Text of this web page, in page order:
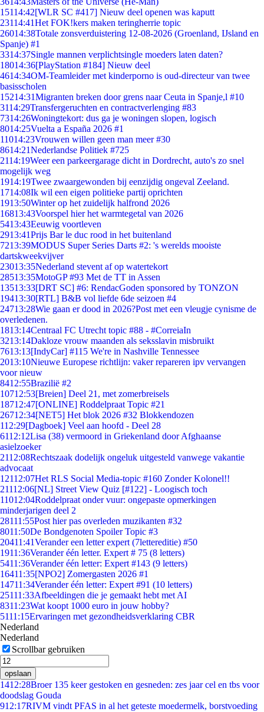
15114:42[WLR SC #417] Nieuw deel openen was kaputt
23114:41Het FOK!kers maken teringherrie topic
26014:38Totale zonsverduistering 12-08-2026 (Groenland, IJsland en
Spanje) #1
3314:37Single mannen verplichtsingle moeders laten daten?
18014:36[PlayStation #184] Nieuw deel
4614:34OM-Teamleider met kinderporno is oud-directeur van twee
basisscholen
15214:31Migranten breken door grens naar Ceuta in Spanje,l #10
3114:29Transfergeruchten en contractverlenging #83
7314:26Woningtekort: dus ga je woningen slopen, logisch
8014:25Vuelta a España 2026 #1
11014:23Vrouwen willen geen man meer #30
8614:21Nederlandse Politiek #725
2114:19Weer een parkeergarage dicht in Dordrecht, auto's zo snel
mogelijk weg
1914:19Twee zwaargewonden bij eenzijdig ongeval Zeeland.
1714:08Ik wil een eigen politieke partij oprichten
1913:50Winter op het zuidelijk halfrond 2026
16813:43Voorspel hier het warmtegetal van 2026
5413:43Eeuwig voortleven
2913:41Prijs Bar le duc rood in het buitenland
7213:39MODUS Super Series Darts #2: 's werelds mooiste
dartskweekvijver
23013:35Nederland stevent af op watertekort
28513:35MotoGP #93 Met de TT in Assen
13513:33[DRT SC] #6: RendacGoden sponsored by TONZON
19413:30[RTL] B&B vol liefde 6de seizoen #4
24713:28Wie gaan er dood in 2026?Post met een vleugje cynisme de
overledenen.
1813:14Centraal FC Utrecht topic #88 - #CorreiaIn
3213:14Dakloze vrouw maanden als seksslavin misbruikt
7613:13[IndyCar] #115 We're in Nashville Tennessee
2013:10Nieuwe Europese richtlijn: vaker repareren ipv vervangen
voor nieuw
8412:55Brazilië #2
10712:53[Breien] Deel 21, met zomerbreisels
18712:47[ONLINE] Roddelpraat Topic #21
26712:34[NET5] Het blok 2026 #32 Blokkendozen
112:29[Dagboek] Veel aan hoofd - Deel 28
6112:12Lisa (38) vermoord in Griekenland door Afghaanse
asielzoeker
2112:08Rechtszaak dodelijk ongeluk uitgesteld vanwege vakantie
advocaat
12112:07Het RLS Social Media-topic #160 Zonder Kolonel!!
21112:06[NL] Street View Quiz [#122] - Loogisch toch
11012:04Roddelpraat onder vuur: ongepaste opmerkingen
minderjarigen deel 2
28111:55Post hier pas overleden muzikanten #32
8011:50De Bondgenoten Spoiler Topic #3
20411:41Verander een letter expert (7lettereditie) #50
1911:36Verander één letter. Expert # 75 (8 letters)
5411:36Verander één letter: Expert #143 (9 letters)
16411:35[NPO2] Zomergasten 2026 #1
14711:34Verander één letter: Expert #91 (10 letters)
25111:33Afbeeldingen die je gemaakt hebt met AI
8311:23Wat koopt 1000 euro in jouw hobby?
5111:15Ervaringen met gezondheidsverklaring CBR
Nederland
Nederland
Scrollbar gebruiken
opslaan
1412:28Broer 135 keer gestoken en gesneden: zes jaar cel en tbs voor
doodslag Gouda
912:17RIVM vindt PFAS in al het geteste moedermelk, borstvoeding